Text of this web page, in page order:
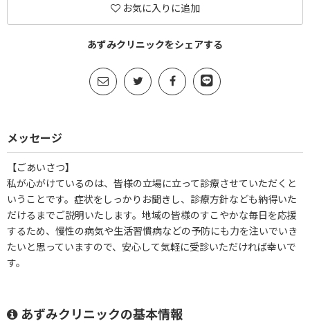
お気に入りに追加
あずみクリニックをシェアする
メッセージ
【ごあいさつ】
私が心がけているのは、皆様の立場に立って診療させていただくと
いうことです。症状をしっかりお聞きし、診療方針なども納得いた
だけるまでご説明いたします。地域の皆様のすこやかな毎日を応援
するため、慢性の病気や生活習慣病などの予防にも力を注いでいき
たいと思っていますので、安心して気軽に受診いただければ幸いで
す。
あずみクリニックの基本情報